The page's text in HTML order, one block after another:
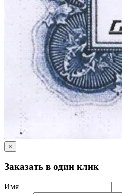
×
Заказать в один клик
Имя